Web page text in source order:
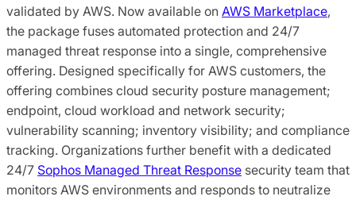
validated by AWS. Now available on AWS Marketplace,
the package fuses automated protection and 24/7
managed threat response into a single, comprehensive
offering. Designed specifically for AWS customers, the
offering combines cloud security posture management;
endpoint, cloud workload and network security;
vulnerability scanning; inventory visibility; and compliance
tracking. Organizations further benefit with a dedicated
24/7 Sophos Managed Threat Response security team that
monitors AWS environments and responds to neutralize